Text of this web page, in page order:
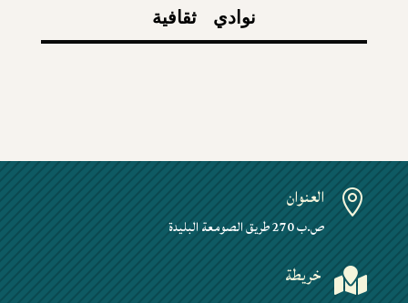
نوادي ثقافية
 العنوان
ص.ب 270 طريق الصومعة البليدة
 خريطة